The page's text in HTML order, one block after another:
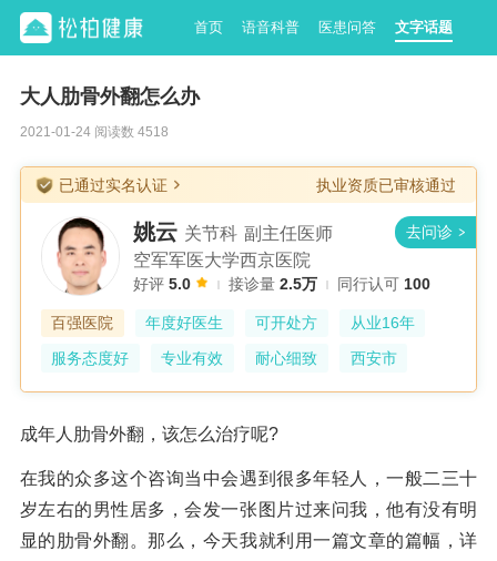
首页 语音科普 医患问答 文字话题
大人肋骨外翻怎么办
2021-01-24 阅读数 4518
已通过实名认证 执业资质已审核通过
姚云 关节科 副主任医师
空军军医大学西京医院
好评5.0 接诊量2.5万 同行认可 100
百强医院 年度好医生 可开处方
从业16年
服务态度好
专业有效 耐心细致 西安市
成年人肋骨外翻，该怎么治疗呢?
在我的众多这个咨询当中会遇到很多年轻人，一般二三十
岁左右的男性居多，会发一张图片过来问我，他有没有明
显的肋骨外翻。那么，今天我就利用一篇文章的篇幅，详